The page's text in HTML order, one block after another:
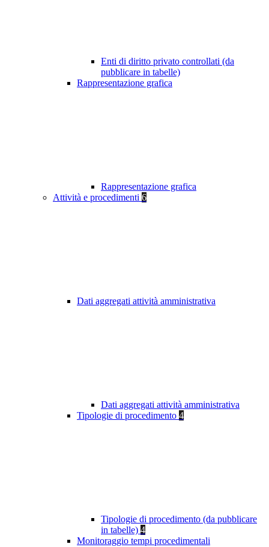
Enti di diritto privato controllati (da
pubblicare in tabelle)
Rappresentazione grafica
Rappresentazione grafica
Attività e procedimenti 6
Dati aggregati attività amministrativa
Dati aggregati attività amministrativa
Tipologie di procedimento 4
Tipologie di procedimento (da pubblicare
in tabelle) 4
Monitoraggio tempi procedimentali